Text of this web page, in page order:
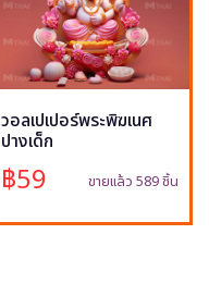
วอลเปเปอร์พระพิฆเนศ
ปางเด็ก
฿59 ขายแล้ว 589 ชิ้น